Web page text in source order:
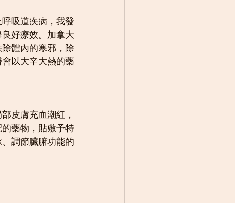
吸道疾病，我發
好療效。加拿大
體內的寒邪，除
以大辛大熱的藥
皮膚充血潮紅，
藥物，貼敷予特
調節臟腑功能的